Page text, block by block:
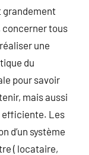
grandement
concerner tous
une
du
pour savoir
mais aussi
efficiente. Les
d’un système
( locataire,